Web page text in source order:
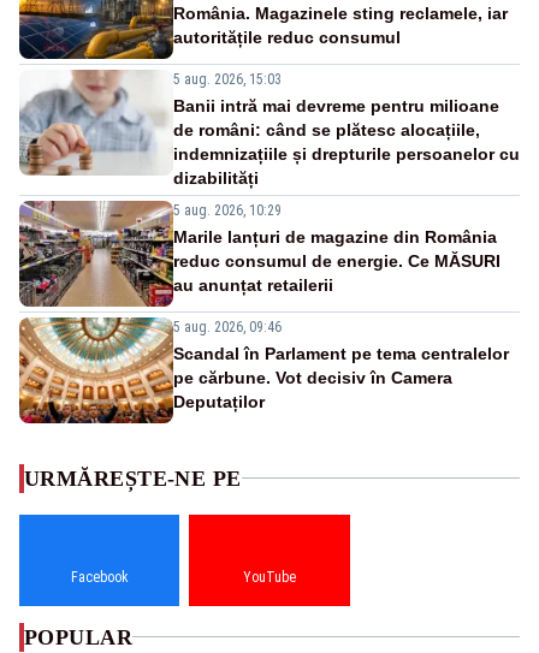
România. Magazinele sting reclamele, iar
autoritățile reduc consumul
5 aug. 2026, 15:03
Banii intră mai devreme pentru milioane
de români: când se plătesc alocațiile,
indemnizațiile și drepturile persoanelor cu
dizabilități
5 aug. 2026, 10:29
Marile lanțuri de magazine din România
reduc consumul de energie. Ce MĂSURI
au anunțat retailerii
5 aug. 2026, 09:46
Scandal în Parlament pe tema centralelor
pe cărbune. Vot decisiv în Camera
Deputaților
URMĂREȘTE-NE PE
Facebook YouTube
POPULAR